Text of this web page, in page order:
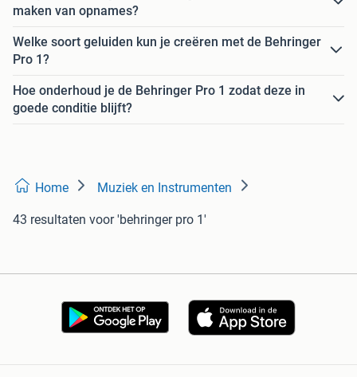
maken van opnames?
Welke soort geluiden kun je creëren met de Behringer
Pro 1?
Hoe onderhoud je de Behringer Pro 1 zodat deze in
goede conditie blijft?
Home Muziek en Instrumenten
43 resultaten voor 'behringer pro 1'